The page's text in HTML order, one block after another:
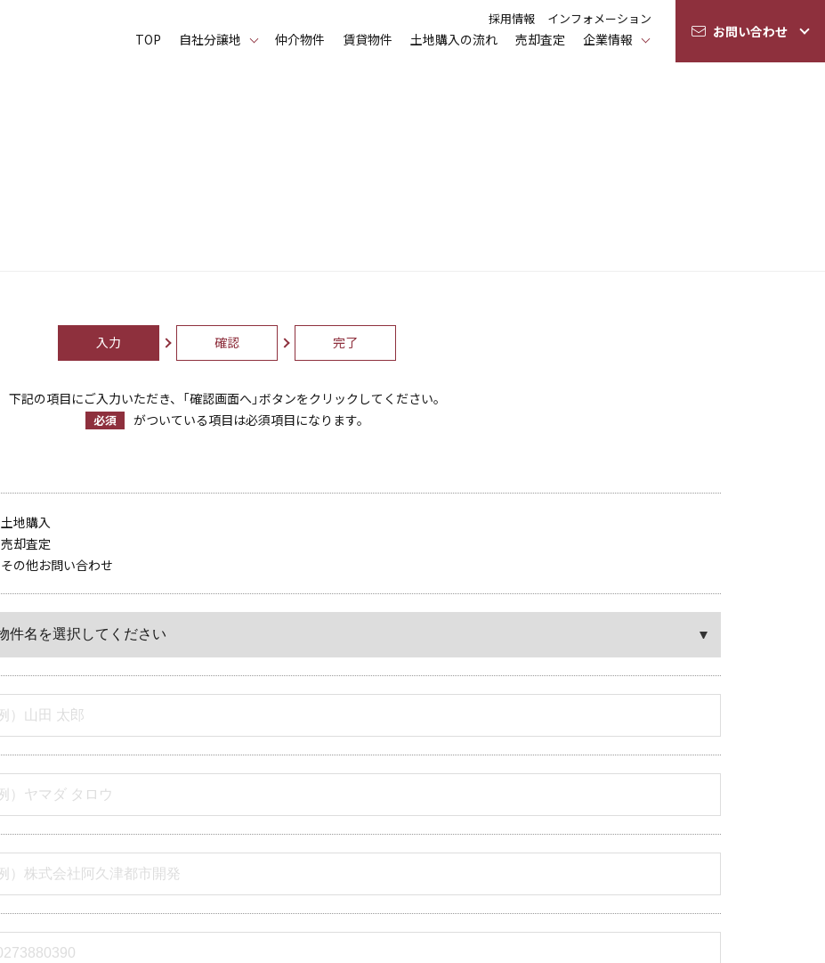
採用情報 インフォメーション
TOP ⾃社分譲地 仲介物件 賃貸物件 土地購入の流れ 売却査定 企業情報 お問い合わせ
入力 確認 完了
下記の項目にご入力いただき、「確認画面へ」ボタンをクリックしてください。
必須 がついている項目は必須項目になります。
土地購入
売却査定
その他お問い合わせ